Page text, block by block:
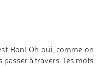
Bon! Oh oui, comme on
passer à travers Tes mots